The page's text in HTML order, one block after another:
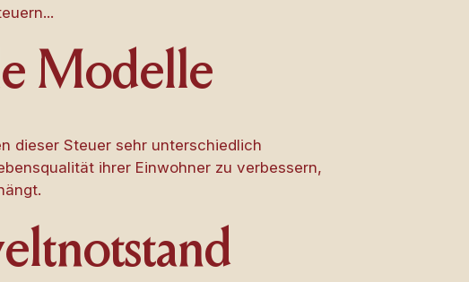
Modelle
dieser Steuer sehr unterschiedlich
ihrer Einwohner zu verbessern,